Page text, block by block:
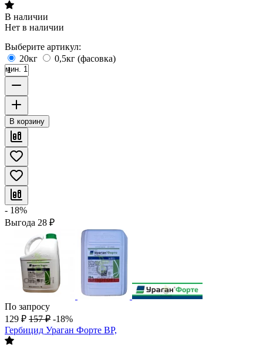
В наличии
Нет в наличии
Выберите артикул:
20кг
0,5кг (фасовка)
мин. 1
В корзину
- 18%
Выгода 28 ₽
По запросу
129 ₽ 157 ₽ -18%
Гербицид Ураган Форте ВР,